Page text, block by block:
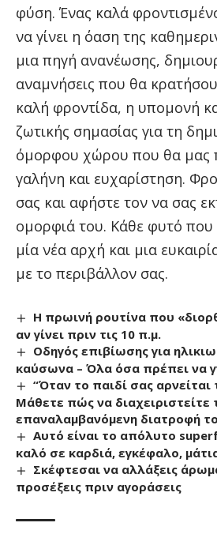
φύση. Ένας καλά
να γίνει η όαση της
μια πηγή ανανέωσης,
αναμνήσεις που θα
καλή φροντίδα, η υπομονή
ζωτικής σημασίας για τη
όμορφου χώρου που θα μας
γαλήνη και ευχαρίστηση.
σας και αφήστε τον να σας
ομορφιά του. Κάθε φυτό που
μία νέα αρχή και μια
με το περιβάλλον σας.
Η πρωινή ρουτίνα που
αν γίνει πριν τις 10 π.μ.
Οδηγός επιβίωσης για
καύσωνα – Όλα όσα πρέπει να
“Όταν το παιδί σας αρνείται
Μάθετε πώς να διαχειριστείτε
επαναλαμβανόμενη διατροφή
Αυτό είναι το απόλυτο
καλό σε καρδιά, εγκέφαλο,
Σκέφτεσαι να αλλάξεις
προσέξεις πριν αγοράσεις